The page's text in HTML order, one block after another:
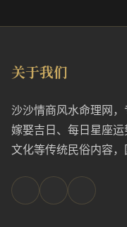
关于我们
沙沙情商风水命理网
嫁娶吉日、每日星座
文化等传统民俗内容，